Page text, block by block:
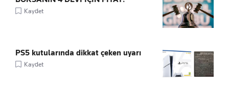
Kaydet
PS5 kutularında dikkat çeken uyarı
Kaydet